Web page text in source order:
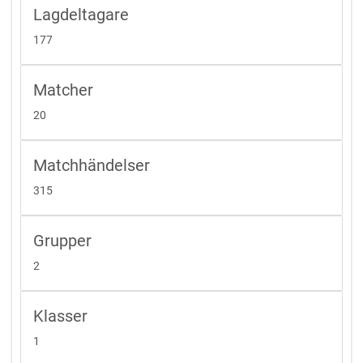
Lagdeltagare
177
Matcher
20
Matchhändelser
315
Grupper
2
Klasser
1